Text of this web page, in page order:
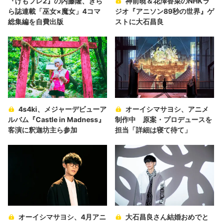
ら誌連載「巫女×魔女」4コマ
総集編を自費出版
ジオ『アニソン89秒の世界』ゲ
ストに大石昌良
4s4ki、メジャーデビューア
ルバム『Castle in Madness』
客演に釈迦坊主ら参加
オーイシマサヨシ、アニメ
制作中 原案・プロデュースを
担当「詳細は寝て待て」
オーイシマサヨシ、4月アニ
大石昌良さん結婚おめでと